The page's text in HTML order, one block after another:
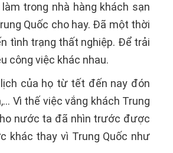
trong nhà hàng khách sạn
Quốc cho hay. Đã một thời
tình trạng thất nghiệp. Để trải
công việc khác nhau.
của họ từ tết đến nay đón
Vì thế việc vắng khách Trung
nước ta đã nhìn trước được
khác thay vì Trung Quốc như